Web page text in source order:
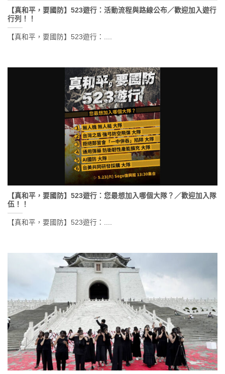
【真和平，要國防】523遊行：活動流程與路線公布／歡迎加入遊行
行列！！
【真和平，要國防】523遊行：....
【真和平，要國防】523遊行：您最想加入哪個大隊？／歡迎加入隊
伍！！
【真和平，要國防】523遊行：....